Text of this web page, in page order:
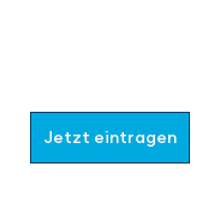
Jetzt eintragen